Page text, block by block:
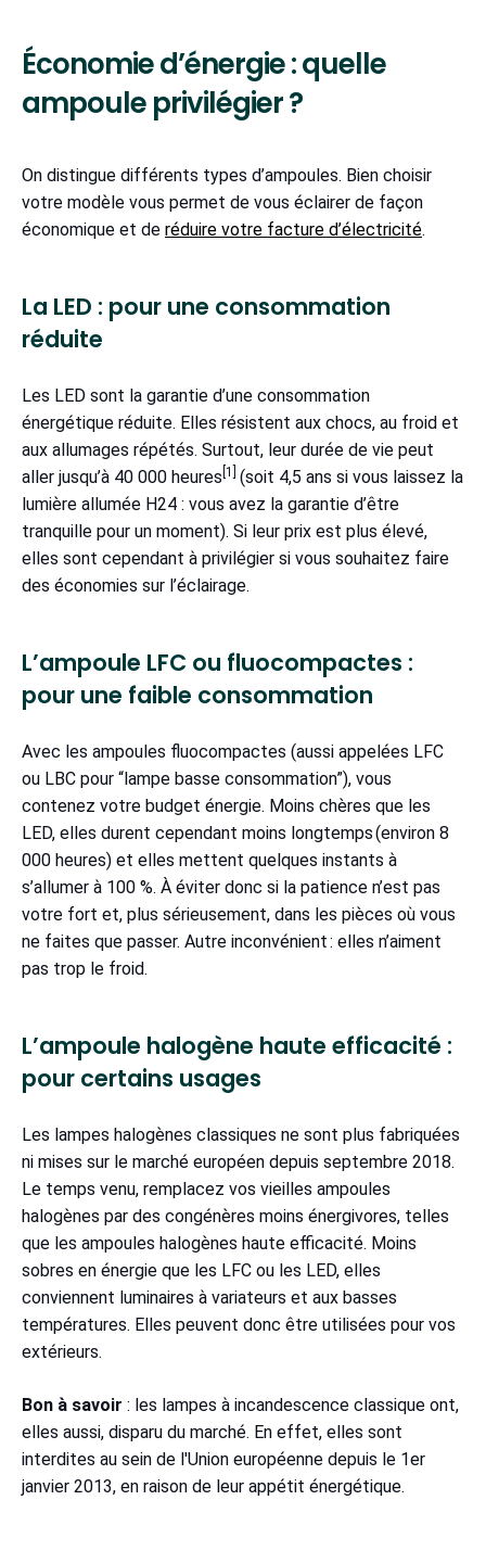
Économie d’énergie : quelle
ampoule privilégier ?
On distingue différents types d’ampoules. Bien choisir
votre modèle vous permet de vous éclairer de façon
économique et de réduire votre facture d’électricité.
La LED : pour une consommation
réduite
Les LED sont la garantie d’une consommation
énergétique réduite. Elles résistent aux chocs, au froid et
aux allumages répétés. Surtout, leur durée de vie peut
aller jusqu’à 40 000 heures [1] (soit 4,5 ans si vous laissez la
lumière allumée H24 : vous avez la garantie d’être
tranquille pour un moment). Si leur prix est plus élevé,
elles sont cependant à privilégier si vous souhaitez faire
des économies sur l’éclairage.
L’ampoule LFC ou fluocompactes :
pour une faible consommation
Avec les ampoules fluocompactes (aussi appelées LFC
ou LBC pour “lampe basse consommation”), vous
contenez votre budget énergie. Moins chères que les
LED, elles durent cependant moins longtemps (environ 8
000 heures) et elles mettent quelques instants à
s’allumer à 100 %. À éviter donc si la patience n’est pas
votre fort et, plus sérieusement, dans les pièces où vous
ne faites que passer. Autre inconvénient : elles n’aiment
pas trop le froid.
L’ampoule halogène haute efficacité :
pour certains usages
Les lampes halogènes classiques ne sont plus fabriquées
ni mises sur le marché européen depuis septembre 2018.
Le temps venu, remplacez vos vieilles ampoules
halogènes par des congénères moins énergivores, telles
que les ampoules halogènes haute efficacité. Moins
sobres en énergie que les LFC ou les LED, elles
conviennent luminaires à variateurs et aux basses
températures. Elles peuvent donc être utilisées pour vos
extérieurs.
Bon à savoir : les lampes à incandescence classique ont,
elles aussi, disparu du marché. En effet, elles sont
interdites au sein de l'Union européenne depuis le 1er
janvier 2013, en raison de leur appétit énergétique.